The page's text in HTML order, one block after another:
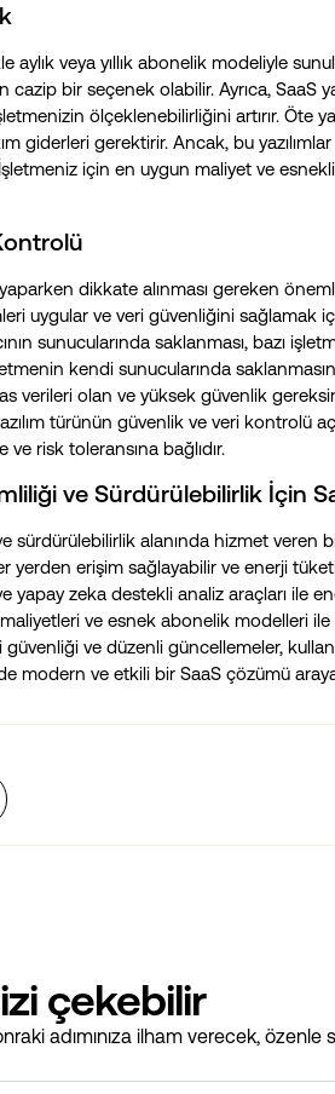
aylık veya yıllık abonelik modeliyle
bir seçenek olabilir. Ayrıca, SaaS
ölçeklenebilirliğini artırır. Öte
giderleri gerektirir. Ancak, bu
için en uygun maliyet ve
dikkate alınması gereken
uygular ve veri güvenliğini sağlamak
sunucularında saklanması, bazı
kendi sunucularında
verileri olan ve yüksek güvenlik
türünün güvenlik ve veri kontrolü
risk toleransına bağlıdır.
ve Sürdürülebilirlik İçin
sürdürülebilirlik alanında hizmet veren
yerden erişim sağlayabilir ve enerji
yapay zeka destekli analiz araçları ile
maliyetleri ve esnek abonelik modelleri
güvenliği ve düzenli güncellemeler,
modern ve etkili bir SaaS çözümü
çekebilir
adımınıza ilham verecek, özenle